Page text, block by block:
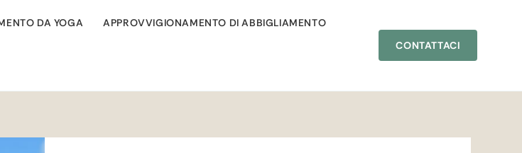
DA YOGA APPROVVIGIONAMENTO DI ABBIGLIAMENTO
CONTATTACI